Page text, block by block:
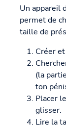
Un appareil
permet de
taille de
Créer
(la
ton
Placer
glisser.
Lire la